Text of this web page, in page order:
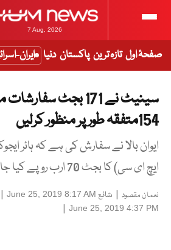
7 Aug, 2026
صفحۂ اول تازہ ترین پاکستان دنیا ایران-
سینیٹ نے 171 بجٹ
154متفقہ طور پر منظور کرلیں
ایوان بالا نے سفارش کی ہے کہ ہائر
ایچ ای سی) کا بجٹ 70 ارب روپے کیا جائے۔
نعمان مقصود | شائع June 25, 2019 8:17 AM
|
June 25, 2019 4:37 PM
|